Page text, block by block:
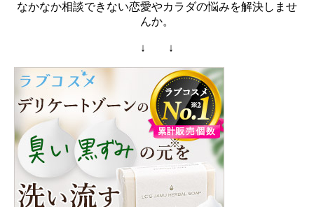
なかなか相談できない恋愛やカラダの悩みを解決しませ
んか。
↓ ↓